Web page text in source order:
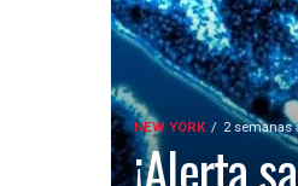
NEW YORK 2 semanas
¡Alerta